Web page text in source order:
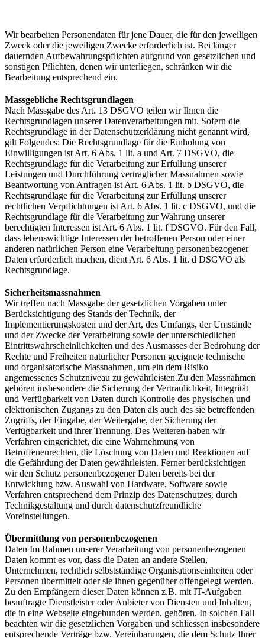
Wir bearbeiten Personendaten für jene Dauer, die für den jeweiligen
Zweck oder die jeweiligen Zwecke erforderlich ist. Bei länger
dauernden Aufbewahrungspflichten aufgrund von gesetzlichen und
sonstigen Pflichten, denen wir unterliegen, schränken wir die
Bearbeitung entsprechend ein.
Massgebliche Rechtsgrundlagen
Nach Massgabe des Art. 13 DSGVO teilen wir Ihnen die
Rechtsgrundlagen unserer Datenverarbeitungen mit. Sofern die
Rechtsgrundlage in der Datenschutzerklärung nicht genannt wird,
gilt Folgendes: Die Rechtsgrundlage für die Einholung von
Einwilligungen ist Art. 6 Abs. 1 lit. a und Art. 7 DSGVO, die
Rechtsgrundlage für die Verarbeitung zur Erfüllung unserer
Leistungen und Durchführung vertraglicher Massnahmen sowie
Beantwortung von Anfragen ist Art. 6 Abs. 1 lit. b DSGVO, die
Rechtsgrundlage für die Verarbeitung zur Erfüllung unserer
rechtlichen Verpflichtungen ist Art. 6 Abs. 1 lit. c DSGVO, und die
Rechtsgrundlage für die Verarbeitung zur Wahrung unserer
berechtigten Interessen ist Art. 6 Abs. 1 lit. f DSGVO. Für den Fall,
dass lebenswichtige Interessen der betroffenen Person oder einer
anderen natürlichen Person eine Verarbeitung personenbezogener
Daten erforderlich machen, dient Art. 6 Abs. 1 lit. d DSGVO als
Rechtsgrundlage.
Sicherheitsmassnahmen
Wir treffen nach Massgabe der gesetzlichen Vorgaben unter
Berücksichtigung des Stands der Technik, der
Implementierungskosten und der Art, des Umfangs, der Umstände
und der Zwecke der Verarbeitung sowie der unterschiedlichen
Eintrittswahrscheinlichkeiten und des Ausmasses der Bedrohung der
Rechte und Freiheiten natürlicher Personen geeignete technische
und organisatorische Massnahmen, um ein dem Risiko
angemessenes Schutzniveau zu gewährleisten.Zu den Massnahmen
gehören insbesondere die Sicherung der Vertraulichkeit, Integrität
und Verfügbarkeit von Daten durch Kontrolle des physischen und
elektronischen Zugangs zu den Daten als auch des sie betreffenden
Zugriffs, der Eingabe, der Weitergabe, der Sicherung der
Verfügbarkeit und ihrer Trennung. Des Weiteren haben wir
Verfahren eingerichtet, die eine Wahrnehmung von
Betroffenenrechten, die Löschung von Daten und Reaktionen auf
die Gefährdung der Daten gewährleisten. Ferner berücksichtigen
wir den Schutz personenbezogener Daten bereits bei der
Entwicklung bzw. Auswahl von Hardware, Software sowie
Verfahren entsprechend dem Prinzip des Datenschutzes, durch
Technikgestaltung und durch datenschutzfreundliche
Voreinstellungen.
Übermittlung von personenbezogenen
Daten Im Rahmen unserer Verarbeitung von personenbezogenen
Daten kommt es vor, dass die Daten an andere Stellen,
Unternehmen, rechtlich selbstständige Organisationseinheiten oder
Personen übermittelt oder sie ihnen gegenüber offengelegt werden.
Zu den Empfängern dieser Daten können z.B. mit IT-Aufgaben
beauftragte Dienstleister oder Anbieter von Diensten und Inhalten,
die in eine Webseite eingebunden werden, gehören. In solchen Fall
beachten wir die gesetzlichen Vorgaben und schliessen insbesondere
entsprechende Verträge bzw. Vereinbarungen, die dem Schutz Ihrer